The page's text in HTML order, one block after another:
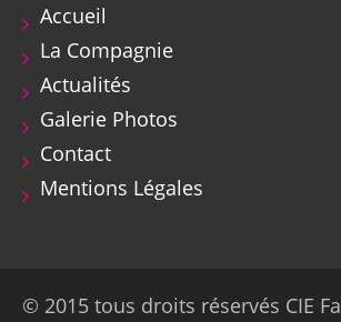
Accueil
La Compagnie
Actualités
Galerie Photos
Contact
Mentions Légales
© 2015 tous droits réservés CIE